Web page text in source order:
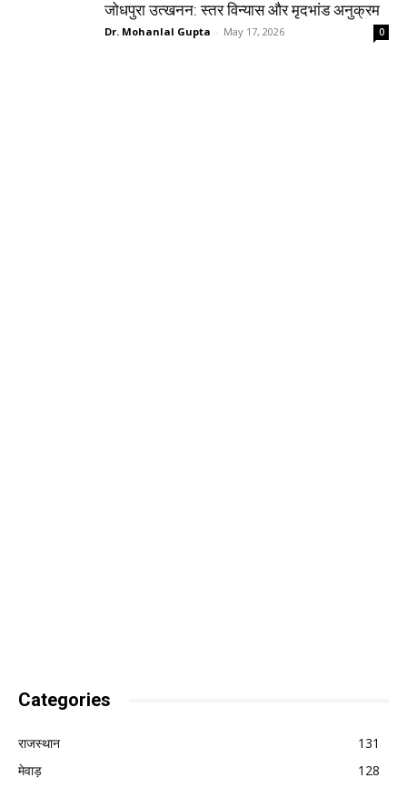
जोधपुरा उत्खनन: स्तर विन्यास और मृदभांड अनुक्रम
Dr. Mohanlal Gupta - May 17, 2026 0
Categories
राजस्थान
131
मेवाड़
128